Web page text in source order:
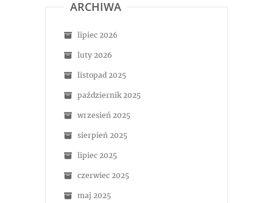
ARCHIWA
lipiec 2026
luty 2026
listopad 2025
październik 2025
wrzesień 2025
sierpień 2025
lipiec 2025
czerwiec 2025
maj 2025